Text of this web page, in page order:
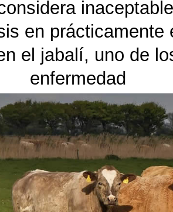
en prácticamente
el jabalí, uno de
enfermedad